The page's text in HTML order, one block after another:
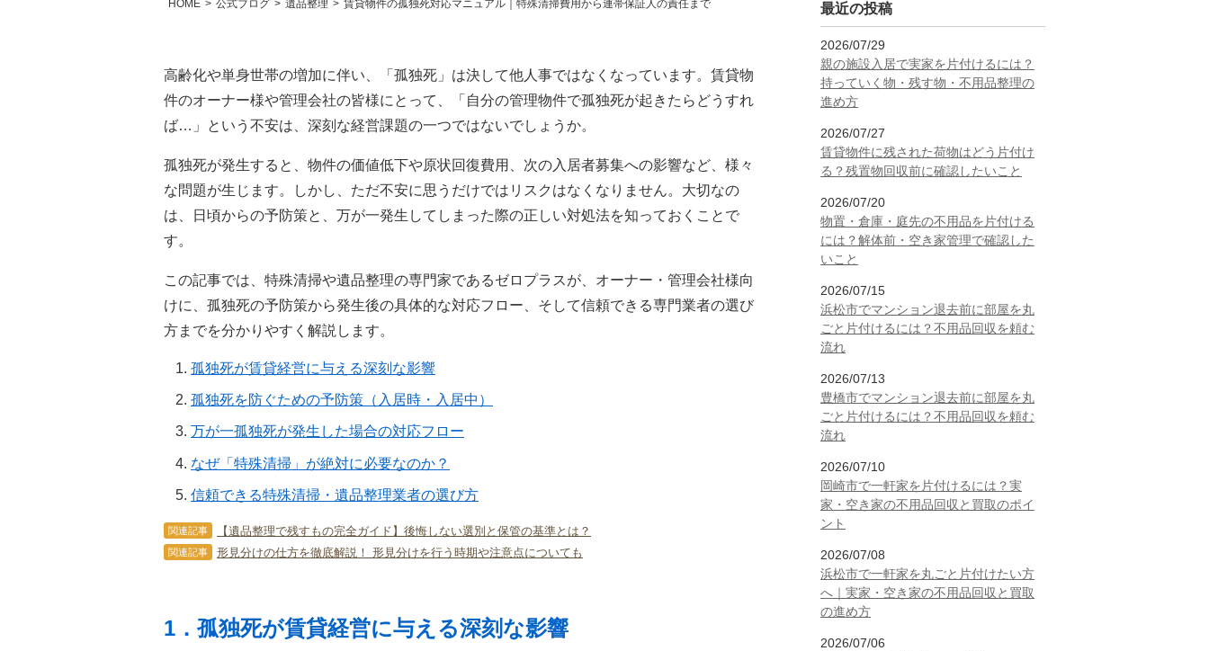
HOME 公式ブログ 遺品整理 賃貸物件の孤独死対応マニュアル｜特殊清掃費用から連帯保証人の責任まで
高齢化や単身世帯の増加に伴い、「孤独死」は決して他人事ではなくなっています。賃貸物
件のオーナー様や管理会社の皆様にとって、「自分の管理物件で孤独死が起きたらどうすれ
ば…」という不安は、深刻な経営課題の一つではないでしょうか。
孤独死が発生すると、物件の価値低下や原状回復費用、次の入居者募集への影響など、様々
な問題が生じます。しかし、ただ不安に思うだけではリスクはなくなりません。大切なの
は、日頃からの予防策と、万が一発生してしまった際の正しい対処法を知っておくことで
す。
この記事では、特殊清掃や遺品整理の専門家であるゼロプラスが、オーナー・管理会社様向
けに、孤独死の予防策から発生後の具体的な対応フロー、そして信頼できる専門業者の選び
方までを分かりやすく解説します。
孤独死が賃貸経営に与える深刻な影響
孤独死を防ぐための予防策（入居時・入居中）
万が一孤独死が発生した場合の対応フロー
なぜ「特殊清掃」が絶対に必要なのか？
信頼できる特殊清掃・遺品整理業者の選び方
関連記事 【遺品整理で残すもの完全ガイド】後悔しない選別と保管の基準とは？
関連記事 形見分けの仕方を徹底解説！ 形見分けを行う時期や注意点についても
1．孤独死が賃貸経営に与える深刻な影響
最近の投稿
2026/07/29
親の施設入居で実家を片付けるには？
持っていく物・残す物・不用品整理の
進め方
2026/07/27
賃貸物件に残された荷物はどう片付け
る？残置物回収前に確認したいこと
2026/07/20
物置・倉庫・庭先の不用品を片付ける
には？解体前・空き家管理で確認した
いこと
2026/07/15
浜松市でマンション退去前に部屋を丸
ごと片付けるには？不用品回収を頼む
流れ
2026/07/13
豊橋市でマンション退去前に部屋を丸
ごと片付けるには？不用品回収を頼む
流れ
2026/07/10
岡崎市で一軒家を片付けるには？実
家・空き家の不用品回収と買取のポイ
ント
2026/07/08
浜松市で一軒家を丸ごと片付けたい方
へ｜実家・空き家の不用品回収と買取
の進め方
2026/07/06